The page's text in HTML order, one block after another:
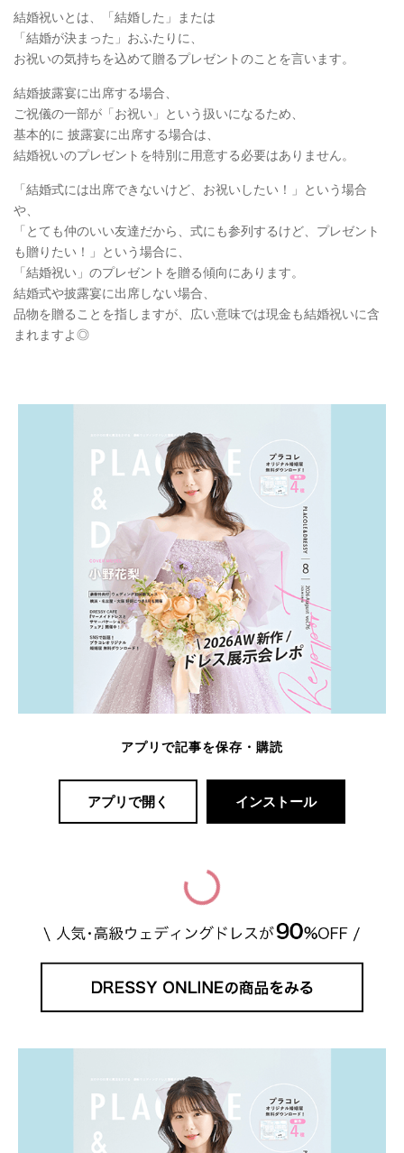
結婚祝いとは、「結婚した」または
「結婚が決まった」おふたりに、
お祝いの気持ちを込めて贈るプレゼントのことを言います。
結婚披露宴に出席する場合、
ご祝儀の一部が「お祝い」という扱いになるため、
基本的に 披露宴に出席する場合は、
結婚祝いのプレゼントを特別に用意する必要はありません。
「結婚式には出席できないけど、お祝いしたい！」という場合
や、
「とても仲のいい友達だから、式にも参列するけど、プレゼント
も贈りたい！」という場合に、
「結婚祝い」のプレゼントを贈る傾向にあります。
結婚式や披露宴に出席しない場合、
品物を贈ることを指しますが、広い意味では現金も結婚祝いに含
まれますよ◎
アプリで記事を保存・購読
アプリで開く インストール